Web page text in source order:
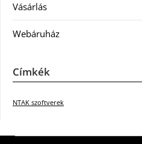
Vásárlás
Webáruház
Címkék
NTAK szoftverek